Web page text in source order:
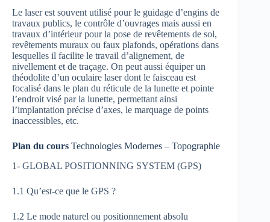
Le laser est souvent utilisé pour le guidage d’engins de
travaux publics, le contrôle d’ouvrages mais aussi en
travaux d’intérieur pour la pose de revêtements de sol,
revêtements muraux ou faux plafonds, opérations dans
lesquelles il facilite le travail d’alignement, de
nivellement et de traçage. On peut aussi équiper un
théodolite d’un oculaire laser dont le faisceau est
focalisé dans le plan du réticule de la lunette et pointe
l’endroit visé par la lunette, permettant ainsi
l’implantation précise d’axes, le marquage de points
inaccessibles, etc.
Plan du cours Technologies Modernes – Topographie
1- GLOBAL POSITIONNING SYSTEM (GPS)
1.1 Qu’est-ce que le GPS ?
1.2 Le mode naturel ou positionnement absolu